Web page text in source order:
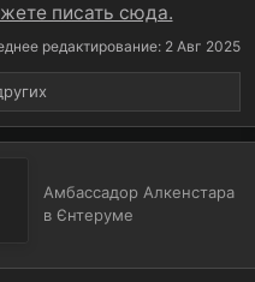
писать сюда.
редактирование: 2 Авг 2025
Амбассадор Алкенстара
в Єнтеруме